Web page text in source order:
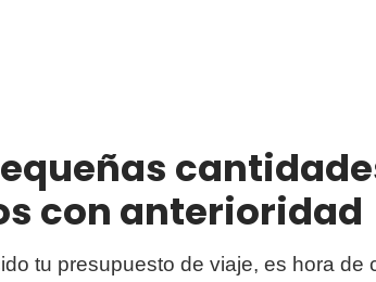
con anterioridad
tu presupuesto de viaje, es hora de